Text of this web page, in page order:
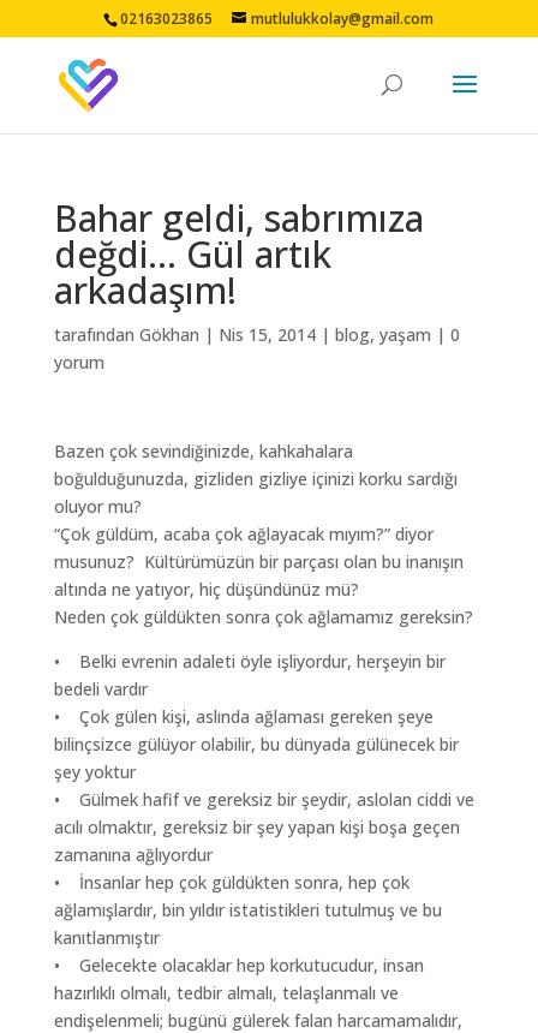
02163023865 mutlulukkolay@gmail.com
Bahar geldi, sabrımıza
değdi… Gül artık
arkadaşım!
tarafından Gökhan | Nis 15, 2014| blog, yaşam | 0
yorum
Bazen çok sevindiğinizde, kahkahalara
boğulduğunuzda, gizliden gizliye içinizi korku sardığı
oluyor mu?
“Çok güldüm, acaba çok ağlayacak mıyım?” diyor
musunuz? Kültürümüzün bir parçası olan bu inanışın
altında ne yatıyor, hiç düşündünüz mü?
Neden çok güldükten sonra çok ağlamamız gereksin?
• Belki evrenin adaleti öyle işliyordur, herşeyin bir
bedeli vardır
• Çok gülen kişi, aslında ağlaması gereken şeye
bilinçsizce gülüyor olabilir, bu dünyada gülünecek bir
şey yoktur
• Gülmek hafif ve gereksiz bir şeydir, aslolan ciddi ve
acılı olmaktır, gereksiz bir şey yapan kişi boşa geçen
zamanına ağlıyordur
• İnsanlar hep çok güldükten sonra, hep çok
ağlamışlardır, bin yıldır istatistikleri tutulmuş ve bu
kanıtlanmıştır
• Gelecekte olacaklar hep korkutucudur, insan
hazırlıklı olmalı, tedbir almalı, telaşlanmalı ve
endişelenmeli; bugünü gülerek falan harcamamalıdır,